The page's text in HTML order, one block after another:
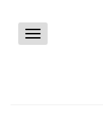
Toggle